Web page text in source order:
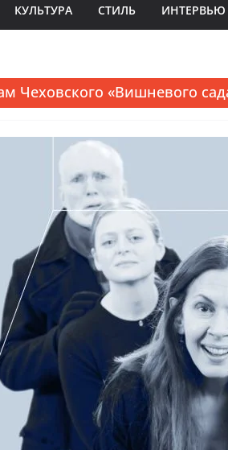
КУЛЬТУРА СТИЛЬ ИНТЕРВЬЮ
Чеховского «Вишневого